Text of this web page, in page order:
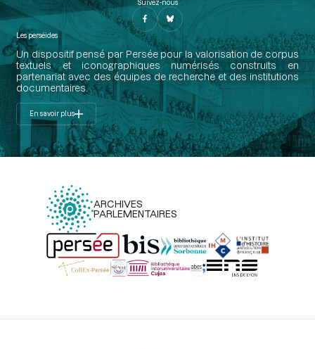
Suivez-nous
Les perséides
Un dispositif pensé par Persée pour la valorisation de corpus
textuels et iconographiques numérisés construits en
partenariat avec des équipes de recherche et des institutions
documentaires.
En savoir plus
ARCHIVES
PARLEMENTAIRES
Menu